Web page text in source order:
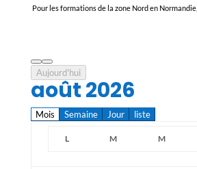
Pour les formations de la zone Nord en Normandie,
Aujourd'hui
août 2026
Mois Semaine Jour liste
L M M